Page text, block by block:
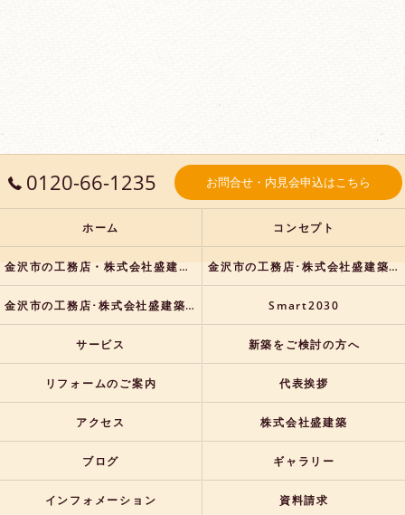
0120-66-1235 お問合せ・内見会申込はこちら
ホーム コンセプト
金沢市の工務店・株式会社盛建築の口コミ情報 金沢市の工務店･株式会社盛建築の評判
金沢市の工務店･株式会社盛建築のお客様の声 Smart2030
サービス 新築をご検討の方へ
リフォームのご案内 代表挨拶
アクセス 株式会社盛建築
ブログ ギャラリー
インフォメーション 資料請求